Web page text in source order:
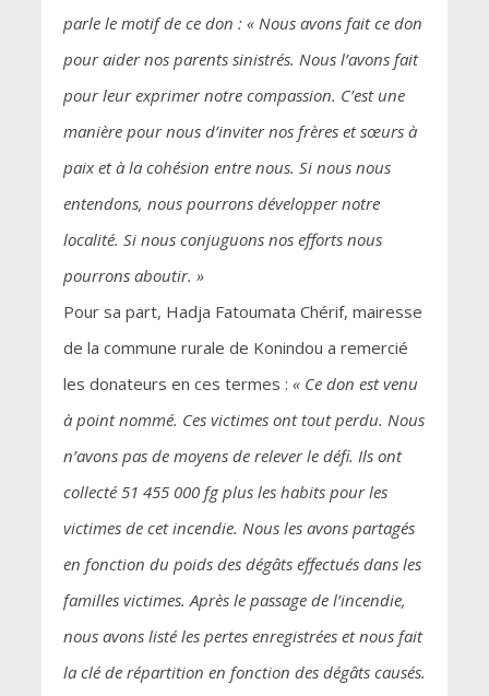
parle le motif de ce don : « Nous avons fait ce don
pour aider nos parents sinistrés. Nous l’avons fait
pour leur exprimer notre compassion. C’est une
manière pour nous d’inviter nos frères et sœurs à
paix et à la cohésion entre nous. Si nous nous
entendons, nous pourrons développer notre
localité. Si nous conjuguons nos efforts nous
pourrons aboutir. »
Pour sa part, Hadja Fatoumata Chérif, mairesse
de la commune rurale de Konindou a remercié
les donateurs en ces termes : « Ce don est venu
à point nommé. Ces victimes ont tout perdu. Nous
n’avons pas de moyens de relever le défi. Ils ont
collecté 51 455 000 fg plus les habits pour les
victimes de cet incendie. Nous les avons partagés
en fonction du poids des dégâts effectués dans les
familles victimes. Après le passage de l’incendie,
nous avons listé les pertes enregistrées et nous fait
la clé de répartition en fonction des dégâts causés.